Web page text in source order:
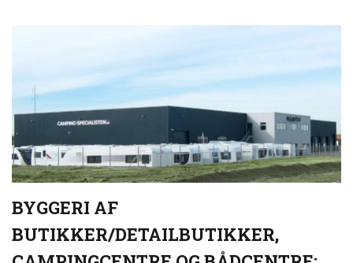
BYGGERI AF
BUTIKKER/DETAILBUTIKKER,